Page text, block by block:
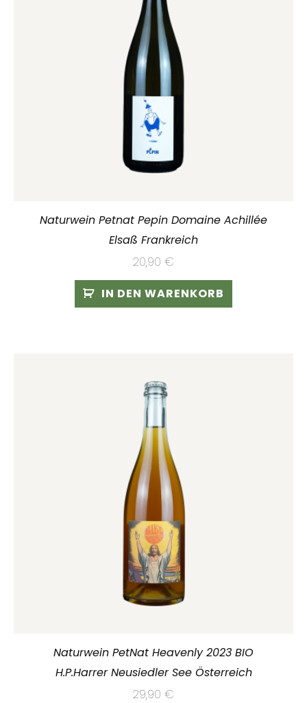
Naturwein Petnat Pepin Domaine Achillée
Elsaß Frankreich
20,90 €
IN DEN WARENKORB
Naturwein PetNat Heavenly 2023 BIO
H.P.Harrer Neusiedler See Österreich
29,90 €